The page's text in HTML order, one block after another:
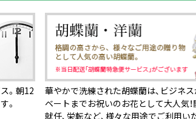
。朝12
。
華やかで洗練された胡蝶蘭は、ビジネ
ベートまでお祝いのお花として大人気！
就任、栄転など、様々な用途でご利用い